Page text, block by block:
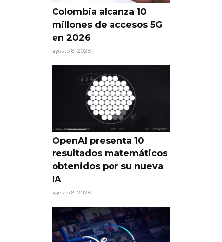
Colombia alcanza 10
millones de accesos 5G
en 2026
agosto 8, 2026
OpenAI presenta 10
resultados matemáticos
obtenidos por su nueva
IA
agosto 8, 2026